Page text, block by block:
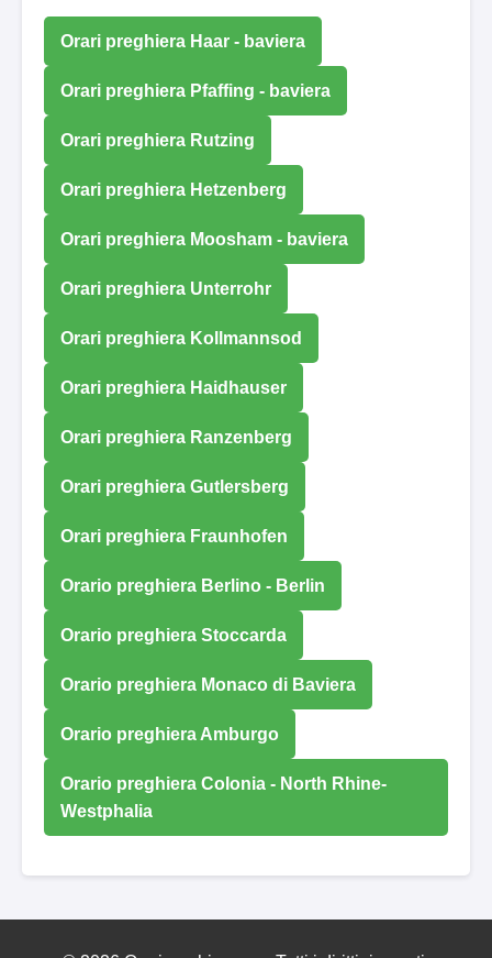
Orari preghiera Haar - baviera
Orari preghiera Pfaffing - baviera
Orari preghiera Rutzing
Orari preghiera Hetzenberg
Orari preghiera Moosham - baviera
Orari preghiera Unterrohr
Orari preghiera Kollmannsod
Orari preghiera Haidhauser
Orari preghiera Ranzenberg
Orari preghiera Gutlersberg
Orari preghiera Fraunhofen
Orario preghiera Berlino - Berlin
Orario preghiera Stoccarda
Orario preghiera Monaco di Baviera
Orario preghiera Amburgo
Orario preghiera Colonia - North Rhine-
Westphalia